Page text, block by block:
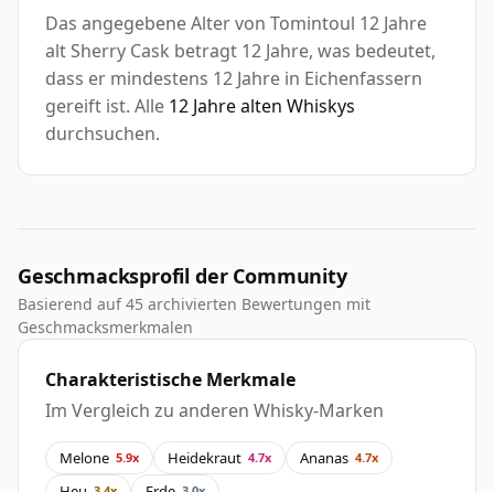
Das angegebene Alter von Tomintoul 12 Jahre
alt Sherry Cask betragt 12 Jahre, was bedeutet,
dass er mindestens 12 Jahre in Eichenfassern
gereift ist. Alle 12 Jahre alten Whiskys
durchsuchen.
Geschmacksprofil der Community
Basierend auf 45 archivierten Bewertungen mit
Geschmacksmerkmalen
Charakteristische Merkmale
Im Vergleich zu anderen Whisky-Marken
Melone 5.9x Heidekraut 4.7x Ananas 4.7x